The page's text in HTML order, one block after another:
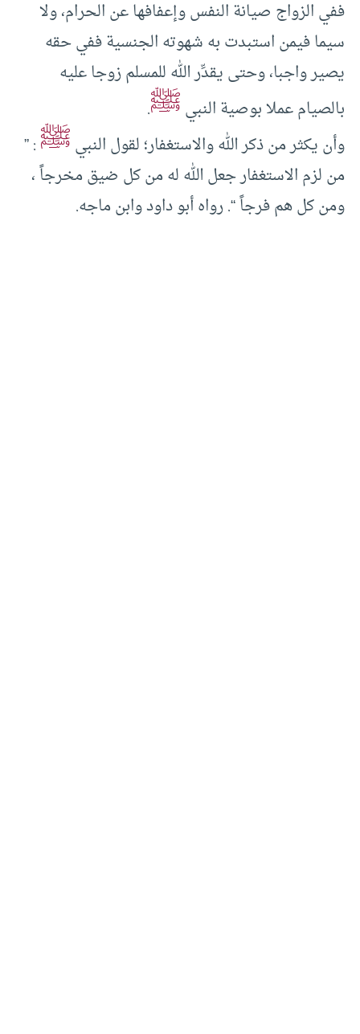
ففي الزواج صيانة النفس وإعفافها عن الحرام، ولا
سيما فيمن استبدت به شهوته الجنسية ففي حقه
يصير واجبا، وحتى يقدِّر الله للمسلم زوجا عليه
بالصيام عملا بوصية النبيﷺ.
وأن يكثر من ذكر الله والاستغفار؛ لقول النبيﷺ: ”
من لزم الاستغفار جعل الله له من كل ضيق مخرجاً ،
ومن كل هم فرجاً “. رواه أبو داود وابن ماجه.